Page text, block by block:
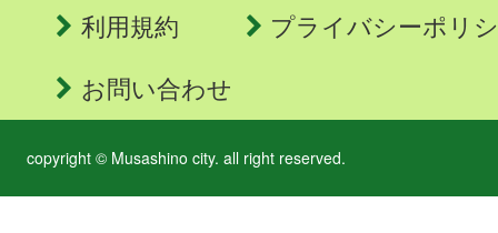
利用規約
プライバシーポリ
お問い合わせ
copyright © Musashino city. all right reserved.